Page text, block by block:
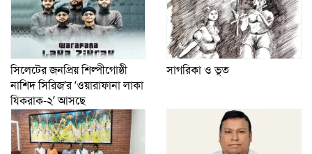
সিলেটের জনপ্রিয় শিল্পীগোষ্ঠী
নাশিদ সিরিজ’র ‘ওয়ারাফানা লাকা
যিকরাক-২’ আসছে
সাগরিকা ও ভূত